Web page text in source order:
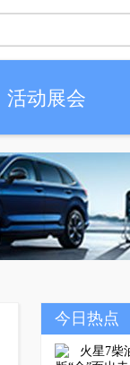
活动展会
今日热点